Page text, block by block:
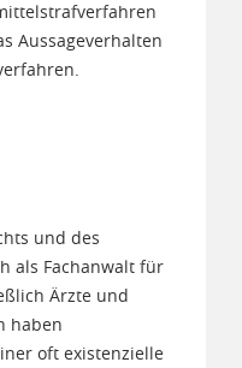
Aussageverhalten
und des
als Fachanwalt für
Ärzte und
haben
oft existenzielle